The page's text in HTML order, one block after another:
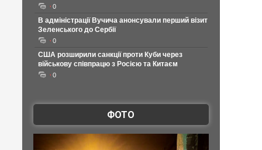
0
В адміністрації Вучича анонсували перший візит
Зеленського до Сербії
0
США розширили санкції проти Куби через
військову співпрацю з Росією та Китаєм
0
ФОТО